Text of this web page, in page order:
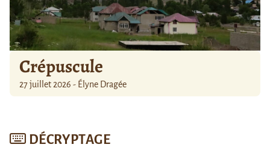
Crépuscule
27 juillet 2026 - Élyne Dragée
DÉCRYPTAGE